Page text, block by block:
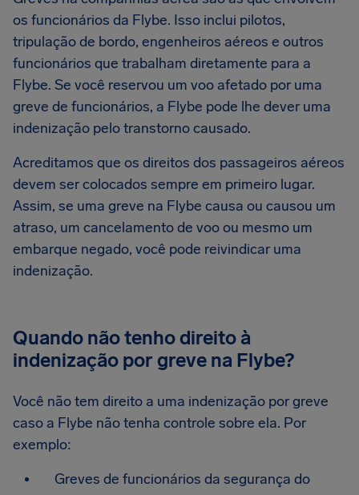
os funcionários da Flybe. Isso inclui pilotos,
tripulação de bordo, engenheiros aéreos e outros
funcionários que trabalham diretamente para a
Flybe. Se você reservou um voo afetado por uma
greve de funcionários, a Flybe pode lhe dever uma
indenização pelo transtorno causado.
Acreditamos que os direitos dos passageiros aéreos
devem ser colocados sempre em primeiro lugar.
Assim, se uma greve na Flybe causa ou causou um
atraso, um cancelamento de voo ou mesmo um
embarque negado, você pode reivindicar uma
indenização.
Quando não tenho direito à
indenização por greve na Flybe?
Você não tem direito a uma indenização por greve
caso a Flybe não tenha controle sobre ela. Por
exemplo:
Greves de funcionários da segurança do